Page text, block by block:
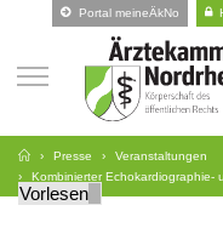
Portal meineÄkNo
Presse
Veranstaltungen
Kombinierter Echokardiographie-
Vorlesen